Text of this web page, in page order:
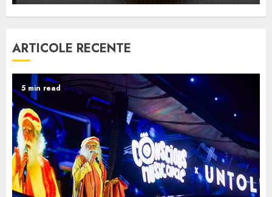
ARTICOLE RECENTE
5 min read